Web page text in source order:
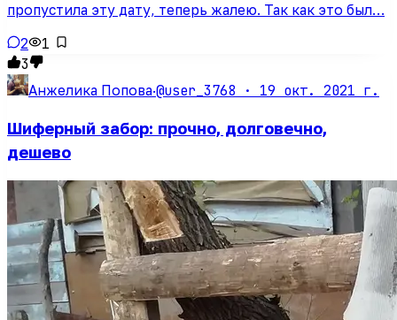
пропустила эту дату, теперь жалею. Так как это был…
2
1
3
Анжелика Попова·@user_3768 · 19 окт. 2021 г.
Шиферный забор: прочно, долговечно,
дешево